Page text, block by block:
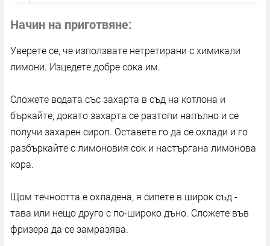
Начин на приготвяне
Уверете се, че използвате нетретирани с химикали
лимони. Изцедете добре сока им.
Сложете водата със захарта в съд на котлона и
бъркайте, докато захарта се разтопи напълно и се
получи захарен сироп. Оставете го да се охлади и го
разбъркайте с лимоновия сок и настъргана лимонова
кора.
Щом течността е охладена, я сипете в широк съд -
тава или нещо друго с по-широко дъно. Сложете във
фризера да се замразява.